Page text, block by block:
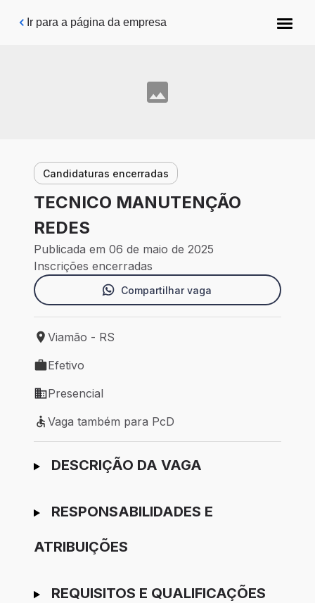
Pular para o conteúdo principal
Ir para a página da empresa
Candidaturas encerradas
TECNICO MANUTENÇÃO
REDES
Publicada em 06 de maio de 2025
Inscrições encerradas
Compartilhar vaga
Local de trabalho: Viamão - RS
Viamão - RS
Tipo de vaga: Efetivo
Efetivo
Modelo de trabalho: Presencial
Presencial
Vaga também para PcD
Vaga também para PcD
Ir para candidatura
DESCRIÇÃO DA VAGA
RESPONSABILIDADES E
ATRIBUIÇÕES
REQUISITOS E QUALIFICAÇÕES